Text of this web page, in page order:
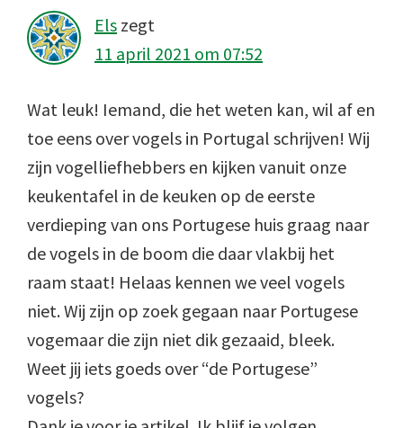
Els zegt
11 april 2021 om 07:52
Wat leuk! Iemand, die het weten kan, wil af en
toe eens over vogels in Portugal schrijven! Wij
zijn vogelliefhebbers en kijken vanuit onze
keukentafel in de keuken op de eerste
verdieping van ons Portugese huis graag naar
de vogels in de boom die daar vlakbij het
raam staat! Helaas kennen we veel vogels
niet. Wij zijn op zoek gegaan naar Portugese
vogemaar die zijn niet dik gezaaid, bleek.
Weet jij iets goeds over “de Portugese”
vogels?